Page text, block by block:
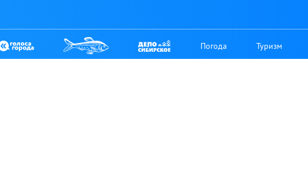
Погода Туризм